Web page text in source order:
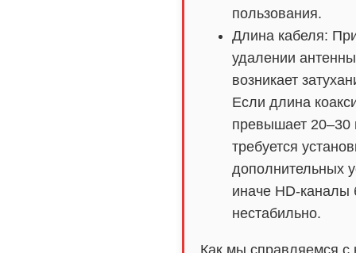
пользования.
Длина кабеля:
удалении
возникает
Если длина
превышает 20–30
требуется
дополнительных
иначе HD-каналы
нестабильно.
Как мы справляемся с